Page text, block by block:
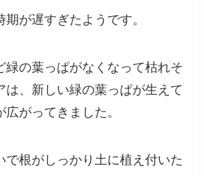
が遅すぎたようです。
緑の葉っぱがなくなって枯れそ
は、新しい緑の葉っぱが生えて
がってきました。
で根がしっかり土に植え付いた